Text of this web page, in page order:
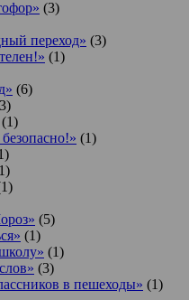
(3)
переход» (3)
(1)
(6)
(1)
(1)
(5)
(1)
(1)
(3)
в пешеходы» (1)